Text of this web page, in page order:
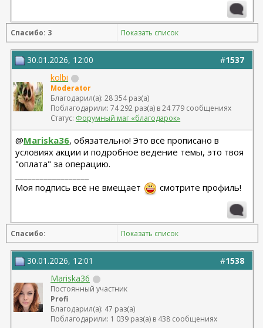
Спасибо: 3 Показать список
#1537
30.01.2026, 12:00
kolbi
Moderator
Благодарил(а): 28 354 раз(а)
Поблагодарили: 74 292 раз(а) в 24 779 сообщениях
Статус: Форумный маг «благодарок»
@Mariska36, обязательно! Это всё прописано в
условиях акции и подробное ведение темы, это твоя
"оплата" за операцию.
Моя подпись всё не вмещает
смотрите профиль!
Спасибо: Показать список
#1538
30.01.2026, 12:01
Mariska36
Постоянный участник
Profi
Благодарил(а): 47 раз(а)
Поблагодарили: 1 039 раз(а) в 438 сообщениях